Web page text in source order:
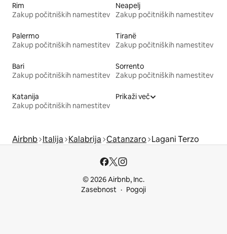
Rim
Zakup počitniških namestitev
Neapelj
Zakup počitniških namestitev
Palermo
Zakup počitniških namestitev
Tiranë
Zakup počitniških namestitev
Bari
Zakup počitniških namestitev
Sorrento
Zakup počitniških namestitev
Katanija
Zakup počitniških namestitev
Prikaži več
Airbnb Italija Kalabrija Catanzaro Lagani Terzo
© 2026 Airbnb, Inc.
Zasebnost
Pogoji